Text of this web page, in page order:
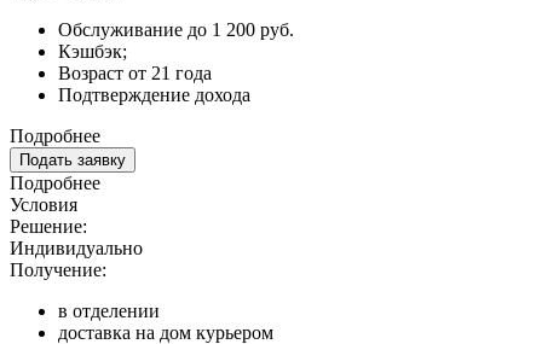
Обслуживание до 1 200 руб.
Кэшбэк;
Возраст от 21 года
Подтверждение дохода
Подробнее
Подать заявку
Подробнее
Условия
Решение:
Индивидуально
Получение:
в отделении
доставка на дом курьером